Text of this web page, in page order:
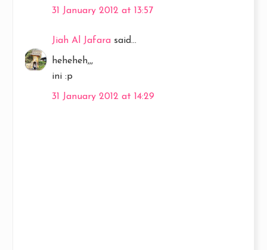
31 January 2012 at 13:57
Jiah Al Jafara said...
heheheh,,,
ini :p
31 January 2012 at 14:29